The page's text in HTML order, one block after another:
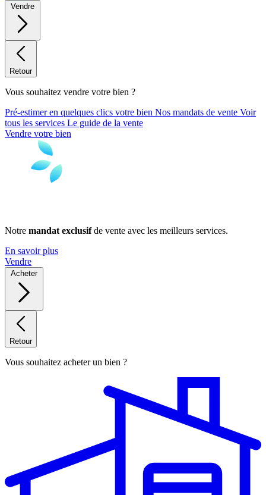
Vendre
Retour
Vous souhaitez vendre votre bien ?
Pré-estimer en quelques clics votre bien Nos mandats de vente Voir
tous les services Le guide de la vente
Vendre votre bien
Notre mandat exclusifde vente avec les meilleurs services.
En savoir plus
Vendre
Acheter
Retour
Vous souhaitez acheter un bien ?